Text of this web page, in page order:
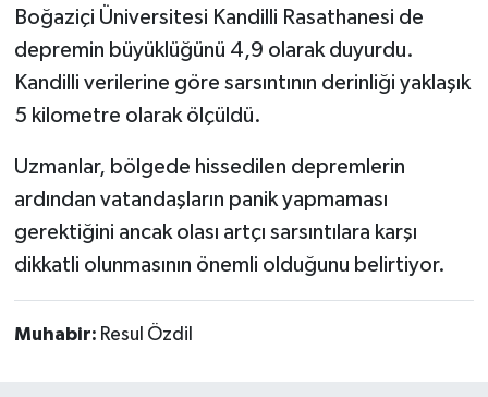
Boğaziçi Üniversitesi Kandilli Rasathanesi de
depremin büyüklüğünü 4,9 olarak duyurdu.
Kandilli verilerine göre sarsıntının derinliği yaklaşık
5 kilometre olarak ölçüldü.
Uzmanlar, bölgede hissedilen depremlerin
ardından vatandaşların panik yapmaması
gerektiğini ancak olası artçı sarsıntılara karşı
dikkatli olunmasının önemli olduğunu belirtiyor.
Muhabir: Resul Özdil